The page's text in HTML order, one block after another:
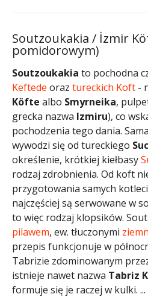
Soutzoukakia / İzmir
pomidorowym)
Soutzoukakia to pochodna
Keftede oraz tureckich Koft -
Köfte albo Smyrneika,
grecka nazwa Izmiru), co
pochodzenia tego dania.
wywodzi się od tureckiego
określenie, krótkiej kiełbasy
rodzaj zdrobnienia. Od koft
przygotowania samych
najczęściej są serwowane w
to więc rodzaj klopsików.
pilawem, ew. tłuczonymi
przepis funkcjonuje w
Tabrizie zdominowanym
istnieje nawet nazwa Tabriz
formuje się je raczej w kulki. ...